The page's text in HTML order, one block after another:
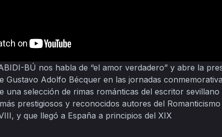
BÚ nos habla de “el amor verdadero” y abre la
Gustavo Adolfo Bécquer en las jornadas
una selección de rimas románticas del escritor
prestigiosos y reconocidos autores del
y que llegó a España a principios del XIX